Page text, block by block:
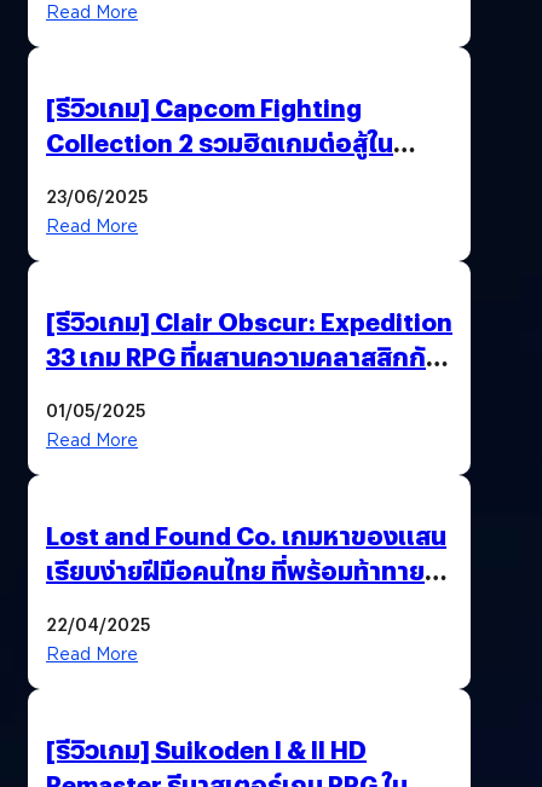
Read More
[รีวิวเกม] Capcom Fighting
Collection 2 รวมฮิตเกมต่อสู้ใน
23/06/2025
Read More
[รีวิวเกม] Clair Obscur: Expedition
33 เกม RPG ที่ผสานความคลาสสิกกับ
01/05/2025
Read More
Lost and Found Co. เกมหาของแสน
เรียบง่ายฝีมือคนไทย ที่พร้อมท้าทาย
22/04/2025
Read More
[รีวิวเกม] Suikoden I & II HD